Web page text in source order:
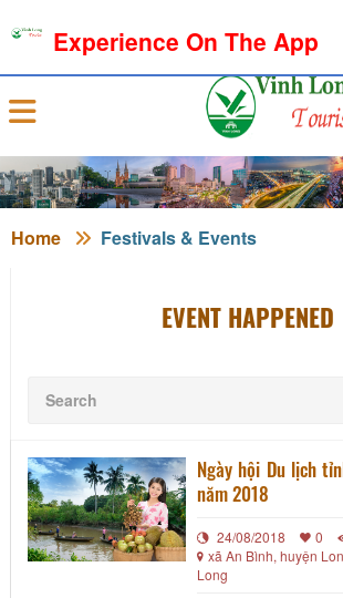
Sign in
Home Festivals & Events
EVENT HAPPENED
Ngày hội Du lịch
năm 2018
24/08/2018 0
xã An Bình, huyện
Long
Experience On The App